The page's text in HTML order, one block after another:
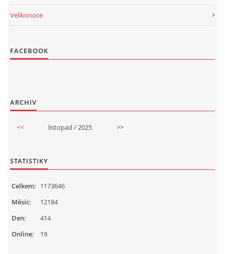
Velikonoce
FACEBOOK
ARCHIV
<< listopad / 2025 >>
STATISTIKY
Online: 19
Celkem: 1173646
Měsíc:
12184
Den:
414